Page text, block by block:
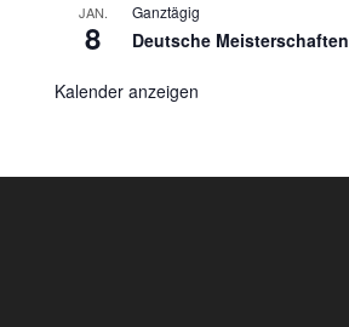
JAN.
8
Ganztägig
Deutsche Meisterschaften
Kalender anzeigen